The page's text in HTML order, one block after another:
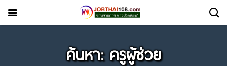
ค้นหา: ครูผู้ช่วย